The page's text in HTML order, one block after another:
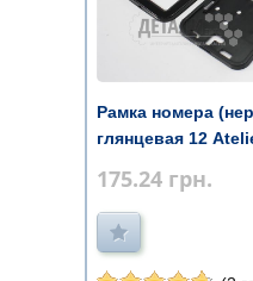
Рамка номера
глянцевая 12
175.24 грн.